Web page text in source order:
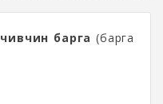
чивчин барга (барга